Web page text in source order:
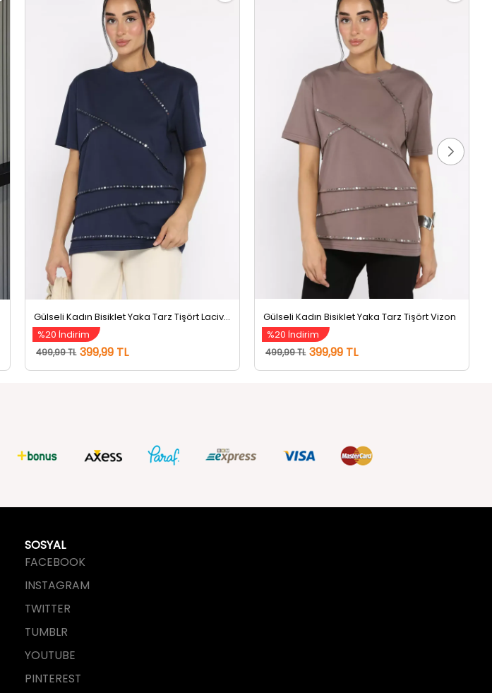
Gülseli Kadın Bisiklet Yaka Tarz Tişört Lacivert
%20 İndirim
499,99 TL 399,99 TL
Gülseli Kadın Bisiklet Yaka Tarz Tişört Vizon
%20 İndirim
499,99 TL 399,99 TL
SOSYAL
FACEBOOK
INSTAGRAM
TWITTER
TUMBLR
YOUTUBE
PINTEREST